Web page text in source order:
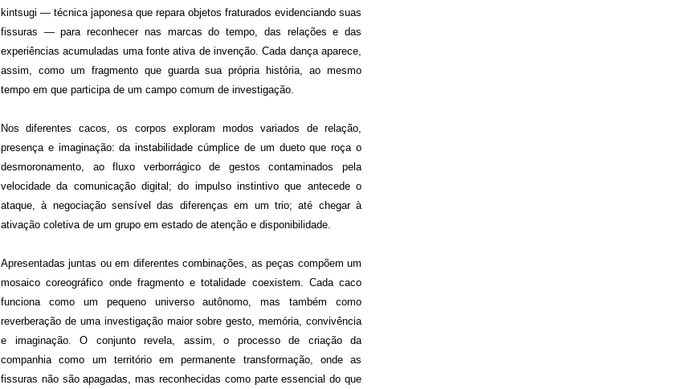
kintsugi — técnica japonesa que repara objetos fraturados evidenciando suas
fissuras — para reconhecer nas marcas do tempo, das relações e das
experiências acumuladas uma fonte ativa de invenção. Cada dança aparece,
assim, como um fragmento que guarda sua própria história, ao mesmo
tempo em que participa de um campo comum de investigação.
Nos diferentes cacos, os corpos exploram modos variados de relação,
presença e imaginação: da instabilidade cúmplice de um dueto que roça o
desmoronamento, ao fluxo verborrágico de gestos contaminados pela
velocidade da comunicação digital; do impulso instintivo que antecede o
ataque, à negociação sensível das diferenças em um trio; até chegar à
ativação coletiva de um grupo em estado de atenção e disponibilidade.
Apresentadas juntas ou em diferentes combinações, as peças compõem um
mosaico coreográfico onde fragmento e totalidade coexistem. Cada caco
funciona como um pequeno universo autônomo, mas também como
reverberação de uma investigação maior sobre gesto, memória, convivência
e imaginação. O conjunto revela, assim, o processo de criação da
companhia como um território em permanente transformação, onde as
fissuras não são apagadas, mas reconhecidas como parte essencial do que